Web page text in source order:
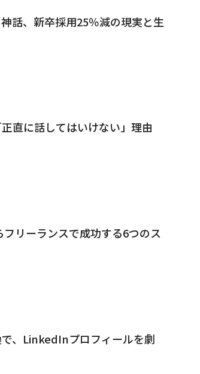
話、新卒採用25％減の現実と生
直に話してはいけない」理由
リーランスで成功する6つのス
、LinkedInプロフィールを劇